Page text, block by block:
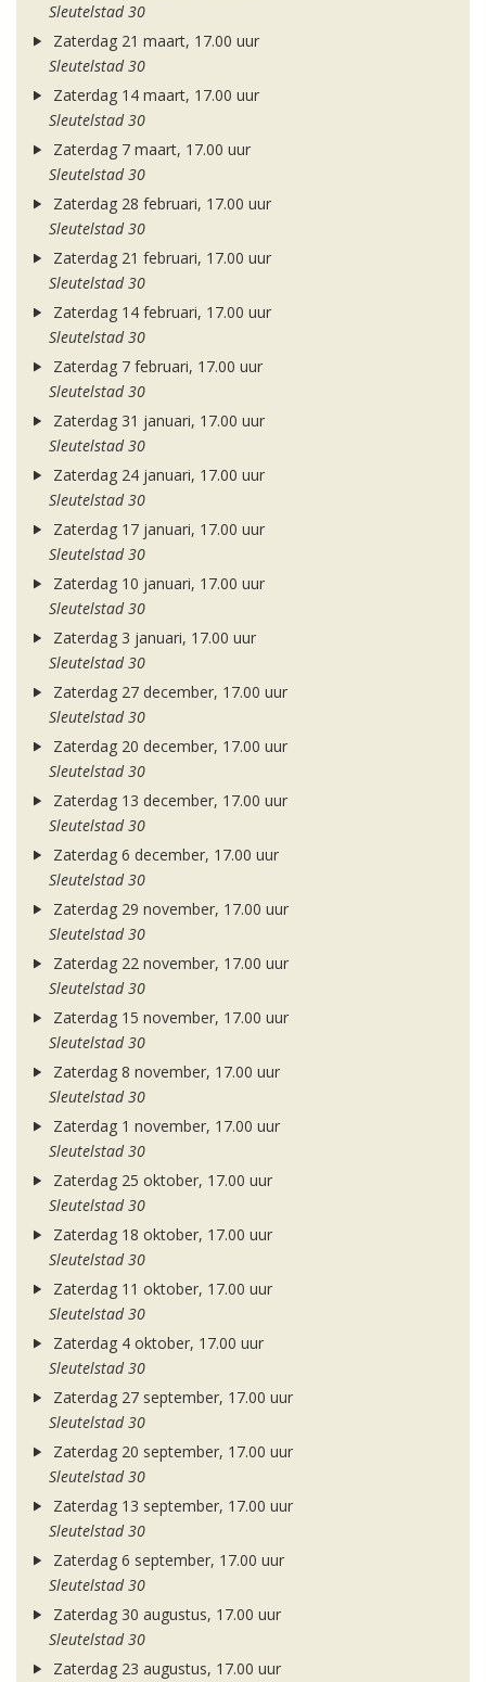
Sleutelstad 30
Zaterdag 21 maart, 17.00 uur
Sleutelstad 30
Zaterdag 14 maart, 17.00 uur
Sleutelstad 30
Zaterdag 7 maart, 17.00 uur
Sleutelstad 30
Zaterdag 28 februari, 17.00 uur
Sleutelstad 30
Zaterdag 21 februari, 17.00 uur
Sleutelstad 30
Zaterdag 14 februari, 17.00 uur
Sleutelstad 30
Zaterdag 7 februari, 17.00 uur
Sleutelstad 30
Zaterdag 31 januari, 17.00 uur
Sleutelstad 30
Zaterdag 24 januari, 17.00 uur
Sleutelstad 30
Zaterdag 17 januari, 17.00 uur
Sleutelstad 30
Zaterdag 10 januari, 17.00 uur
Sleutelstad 30
Zaterdag 3 januari, 17.00 uur
Sleutelstad 30
Zaterdag 27 december, 17.00 uur
Sleutelstad 30
Zaterdag 20 december, 17.00 uur
Sleutelstad 30
Zaterdag 13 december, 17.00 uur
Sleutelstad 30
Zaterdag 6 december, 17.00 uur
Sleutelstad 30
Zaterdag 29 november, 17.00 uur
Sleutelstad 30
Zaterdag 22 november, 17.00 uur
Sleutelstad 30
Zaterdag 15 november, 17.00 uur
Sleutelstad 30
Zaterdag 8 november, 17.00 uur
Sleutelstad 30
Zaterdag 1 november, 17.00 uur
Sleutelstad 30
Zaterdag 25 oktober, 17.00 uur
Sleutelstad 30
Zaterdag 18 oktober, 17.00 uur
Sleutelstad 30
Zaterdag 11 oktober, 17.00 uur
Sleutelstad 30
Zaterdag 4 oktober, 17.00 uur
Sleutelstad 30
Zaterdag 27 september, 17.00 uur
Sleutelstad 30
Zaterdag 20 september, 17.00 uur
Sleutelstad 30
Zaterdag 13 september, 17.00 uur
Sleutelstad 30
Zaterdag 6 september, 17.00 uur
Sleutelstad 30
Zaterdag 30 augustus, 17.00 uur
Sleutelstad 30
Zaterdag 23 augustus, 17.00 uur